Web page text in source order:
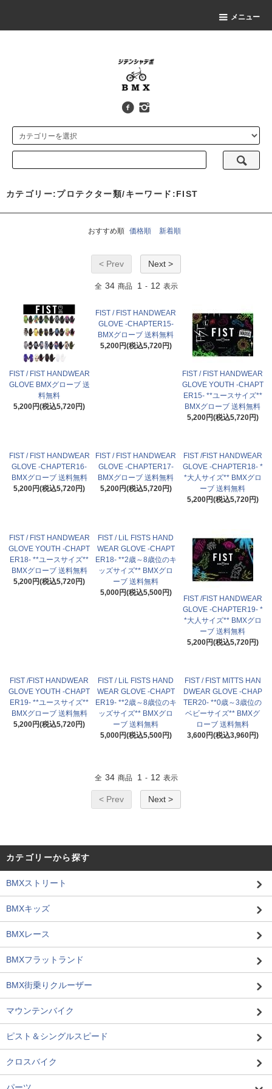
メニュー
カテゴリー:プロテクター類/キーワード:FIST
おすすめ順 価格順 新着順
< Prev Next >
全 34 商品 1 - 12 表示
FIST / FIST HANDWEAR
GLOVE BMXグローブ 送
料無料
5,200円(税込5,720円)
FIST / FIST HANDWEAR
GLOVE -CHAPTER15-
BMXグローブ 送料無料
5,200円(税込5,720円)
FIST / FIST HANDWEAR
GLOVE YOUTH -CHAPT
ER15- **ユースサイズ**
BMXグローブ 送料無料
5,200円(税込5,720円)
FIST / FIST HANDWEAR
GLOVE -CHAPTER16-
BMXグローブ 送料無料
5,200円(税込5,720円)
FIST / FIST HANDWEAR
GLOVE -CHAPTER17-
BMXグローブ 送料無料
5,200円(税込5,720円)
FIST /FIST HANDWEAR
GLOVE -CHAPTER18- *
*大人サイズ** BMXグロ
ーブ 送料無料
5,200円(税込5,720円)
FIST / FIST HANDWEAR
GLOVE YOUTH -CHAPT
ER18- **ユースサイズ**
BMXグローブ 送料無料
5,200円(税込5,720円)
FIST / LiL FISTS HAND
WEAR GLOVE -CHAPT
ER18- **2歳～8歳位のキ
ッズサイズ** BMXグロ
ーブ 送料無料
5,000円(税込5,500円)
FIST /FIST HANDWEAR
GLOVE -CHAPTER19- *
*大人サイズ** BMXグロ
ーブ 送料無料
5,200円(税込5,720円)
FIST /FIST HANDWEAR
GLOVE YOUTH -CHAPT
ER19- **ユースサイズ**
BMXグローブ 送料無料
5,200円(税込5,720円)
FIST / LiL FISTS HAND
WEAR GLOVE -CHAPT
ER19- **2歳～8歳位のキ
ッズサイズ** BMXグロ
ーブ 送料無料
5,000円(税込5,500円)
FIST / FIST MITTS HAN
DWEAR GLOVE -CHAP
TER20- **0歳～3歳位の
ベビーサイズ** BMXグ
ローブ 送料無料
3,600円(税込3,960円)
全 34 商品 1 - 12 表示
< Prev Next >
カテゴリーから探す
BMXストリート
BMXキッズ
BMXレース
BMXフラットランド
BMX街乗りクルーザー
マウンテンバイク
ピスト＆シングルスピード
クロスバイク